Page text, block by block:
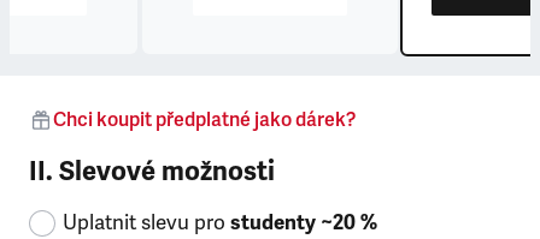
Chci koupit předplatné jako dárek?
II. Slevové možnosti
Uplatnit slevu pro studenty ~20 %